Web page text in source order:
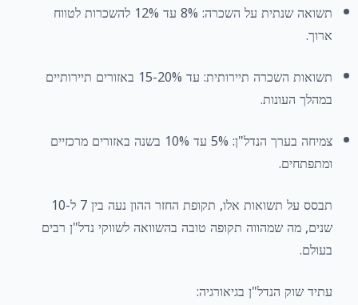
תשואה שנתית על השכרה: 8% עד 12% להשכרות לטווח
ארוך.
תשואות השכרה תיירותית: עד 15-20% באזורים תיירותיים
במהלך העונות.
צמיחה בערך הנדל"ן: 5% עד 10% בשנה באזורים מרכזיים
ומתפתחים.
תבסס על תשואות אלו, תקופת החזר ההון נעה בין 7 ל-10
שנים, מה שמהווה תקופה טובה בהשוואה לשווקי נדל"ן רבים
בעולם.
עתיד שוק הנדל"ן בגיאורגיה: